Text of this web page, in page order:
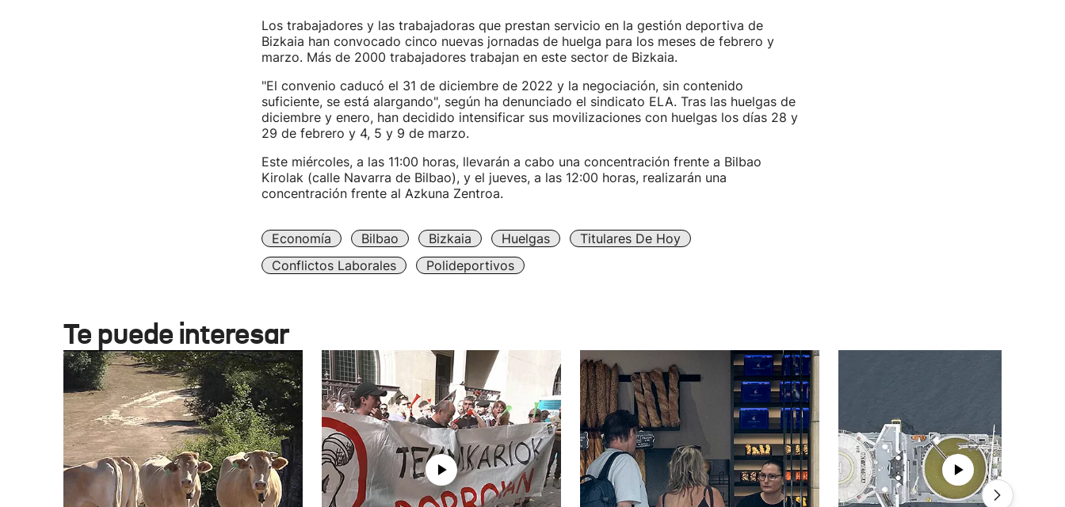
Los trabajadores y las trabajadoras que prestan servicio en la gestión deportiva de
Bizkaia han convocado cinco nuevas jornadas de huelga para los meses de febrero y
marzo. Más de 2000 trabajadores trabajan en este sector de Bizkaia.
"El convenio caducó el 31 de diciembre de 2022 y la negociación, sin contenido
suficiente, se está alargando", según ha denunciado el sindicato ELA. Tras las huelgas de
diciembre y enero, han decidido intensificar sus movilizaciones con huelgas los días 28 y
29 de febrero y 4, 5 y 9 de marzo.
Este miércoles, a las 11:00 horas, llevarán a cabo una concentración frente a Bilbao
Kirolak (calle Navarra de Bilbao), y el jueves, a las 12:00 horas, realizarán una
concentración frente al Azkuna Zentroa.
Economía Bilbao Bizkaia Huelgas
Titulares De Hoy
Conflictos Laborales
Polideportivos
Te puede interesar